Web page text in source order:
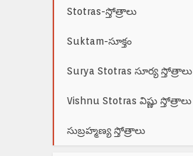
Stotras-స్తోత్రాలు
Suktam-సూక్తం
Surya Stotras సూర్య స్తోత్రాలు
Vishnu Stotras విష్ణు స్తోత్రాలు
సుబ్రహ్మణ్య స్తోత్రాలు